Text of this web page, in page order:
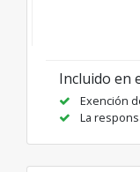
Incluido en
Exención
La